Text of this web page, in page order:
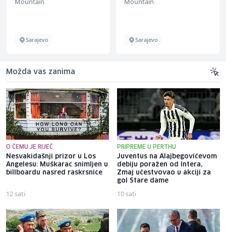
Sarajevo Sarajevo
Možda vas zanima
O ČEMU JE RIJEČ
Nesvakidašnji prizor u Los
Angelesu: Muškarac snimljen u
billboardu nasred raskrsnice
12 sati
PRIPREME U PERTHU
Juventus na Alajbegovićevom
debiju poražen od Intera,
Zmaj učestvovao u akciji za
gol Stare dame
10 sati